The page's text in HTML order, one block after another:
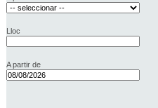
Lloc
A partir de